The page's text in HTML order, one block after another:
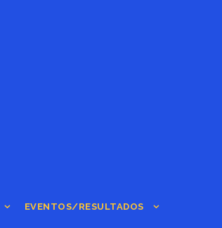
EVENTOS/RESULTADOS